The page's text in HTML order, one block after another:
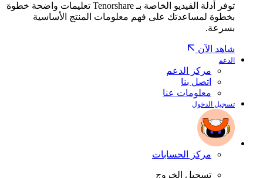
توفر أدلة الفيديو الخاصة بـ Tenorshare تعليمات واضحة خطوة
بخطوة لمساعدتك على فهم معلومات المنتج الأساسية
بسرعة.
شاهد الآن
الدعم
مركز الدعم
اتصل بنا
معلومات عنا
تسجيل الدخول
مركز الحسابات
تسجيل الخروج